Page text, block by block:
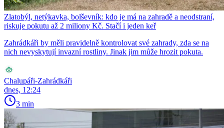
Zlatobýl, netýkavka, bolševník: kdo je má na zahradě a neodstraní,
riskuje pokutu až 2 miliony Kč. Stačí i jeden keř
Zahrádkáři by měli pravidelně kontrolovat své zahrady, zda se na
nich nevyskytují invazní rostliny. Jinak jim může hrozit pokuta.
Chalupáři-Zahrádkáři
dnes, 12:24
3 min